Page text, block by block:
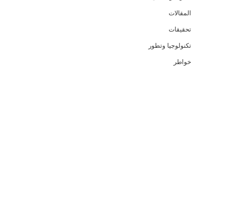
المقالات
تحقيقات
تكنولوجيا وتطور
خواطر